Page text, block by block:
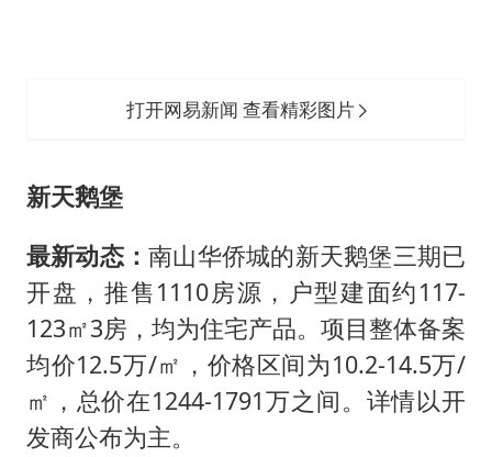
打开网易新闻 查看精彩图片
新天鹅堡
最新动态：南山华侨城的新天鹅堡三期已
开盘，推售1110房源，户型建面约117-
123㎡3房，均为住宅产品。项目整体备案
均价12.5万/㎡，价格区间为10.2-14.5万/
㎡，总价在1244-1791万之间。详情以开
发商公布为主。